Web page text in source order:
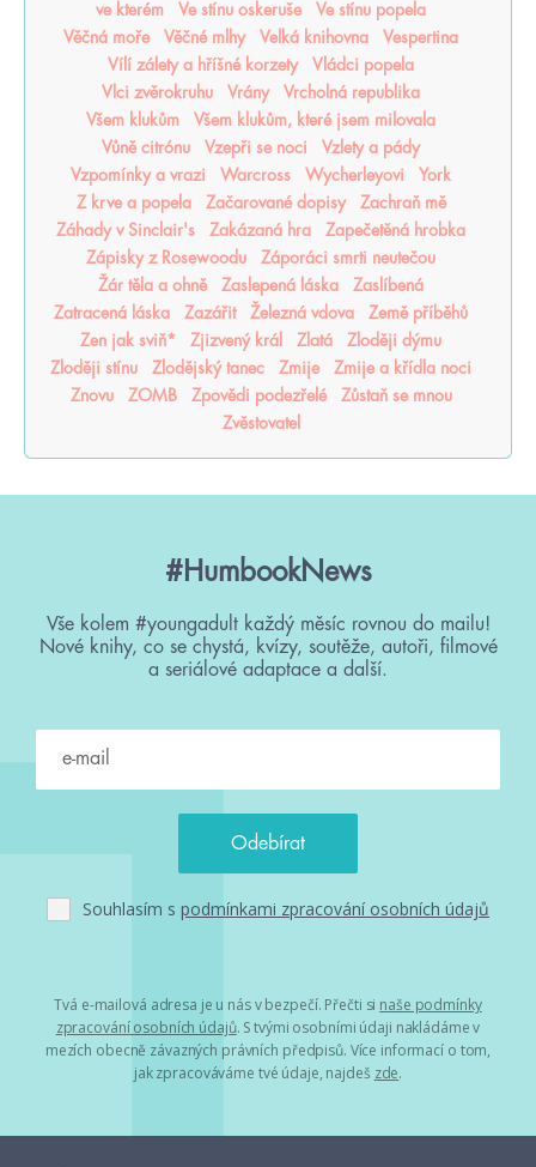
ve kterém
Ve stínu oskeruše
Ve stínu popela
Věčná moře
Věčné mlhy Velká knihovna
Vespertina
Vílí zálety a hříšné korzety
Vládci popela
Vlci zvěrokruhu
Vrány
Vrcholná republika
Všem klukům
Všem klukům, které jsem milovala
Vůně citrónu
Vzepři se noci
Vzlety a pády
Vzpomínky a vrazi
Warcross Wycherleyovi
York
Z krve a popela
Začarované dopisy
Zachraň mě
Záhady v Sinclair's
Zakázaná hra
Zapečetěná hrobka
Zápisky z Rosewoodu
Záporáci smrti neutečou
Žár těla a ohně
Zaslepená láska
Zaslíbená
Zatracená láska
Zazářit Železná vdova
Země příběhů
Zen jak sviň*
Zjizvený král Zlatá
Zloději dýmu
Zloději stínu
Zlodějský tanec Zmije
Zmije a křídla noci
Znovu
ZOMB Zpovědi podezřelé
Zůstaň se mnou
Zvěstovatel
#HumbookNews
Vše kolem #youngadult každý měsíc rovnou do mailu!
Nové knihy, co se chystá, kvízy, soutěže, autoři, filmové
a seriálové adaptace a další.
Souhlasím s podmínkami zpracování osobních údajů
Tvá e-mailová adresa je u nás v bezpečí. Přečti si naše podmínky
zpracování osobních údajů. S tvými osobními údaji nakládáme v
mezích obecně závazných právních předpisů. Více informací o tom,
jak zpracováváme tvé údaje, najdeš zde.